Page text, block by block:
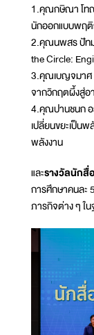
1.คุณกษิณา โท
นักออกแบบพฤติ
2.คุณนพสร ปัท
the Circle:
3.คุณเบญจมาศ
จากวิกฤตผึ้งสู่อ
4.คุณปานชนก
เปลี่ยนขยะเป็น
พลังงาน
และรางวัลนักสื่
การศึกษาคนละ
ภารกิจต่าง ๆ ใ